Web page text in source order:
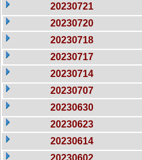
20230721
20230720
20230718
20230717
20230714
20230707
20230630
20230623
20230614
20230602